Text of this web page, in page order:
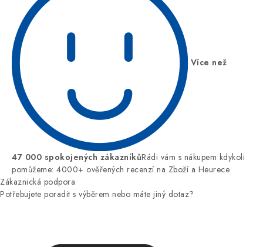
Více než
47 000 spokojených zákazníkůRádi vám s nákupem kdykoli
pomůžeme: 4000+ ověřených recenzí na Zboží a Heurece
Zákaznická podpora
Potřebujete poradit s výběrem nebo máte jiný dotaz?